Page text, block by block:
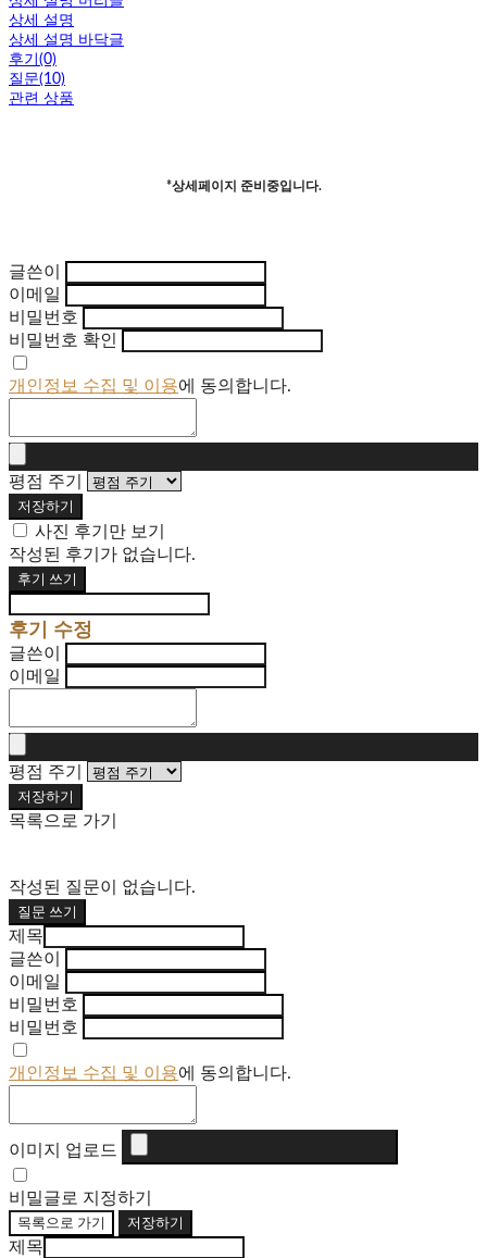
상세 설명
상세 설명 바닥글
후기(0)
질문(10)
관련 상품
*상세페이지 준비중입니다.
글쓴이
이메일
비밀번호
비밀번호 확인
개인정보 수집 및 이용에 동의합니다.
평점 주기
저장하기
사진 후기만 보기
작성된 후기가 없습니다.
후기 쓰기
후기 수정
글쓴이
이메일
평점 주기
저장하기
목록으로 가기
작성된 질문이 없습니다.
질문 쓰기
제목
글쓴이
이메일
비밀번호
비밀번호
개인정보 수집 및 이용에 동의합니다.
이미지 업로드
비밀글로 지정하기
목록으로 가기 저장하기
제목